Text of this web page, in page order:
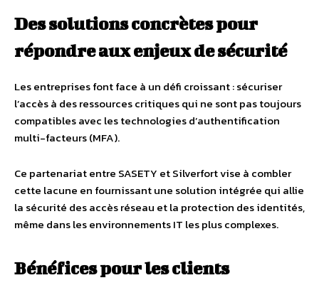
Des solutions concrètes pour
répondre aux enjeux de sécurité
Les entreprises font face à un défi croissant : sécuriser
l’accès à des ressources critiques qui ne sont pas toujours
compatibles avec les technologies d’authentification
multi-facteurs (MFA).
Ce partenariat entre SASETY et Silverfort vise à combler
cette lacune en fournissant une solution intégrée qui allie
la sécurité des accès réseau et la protection des identités,
même dans les environnements IT les plus complexes.
Bénéfices pour les clients